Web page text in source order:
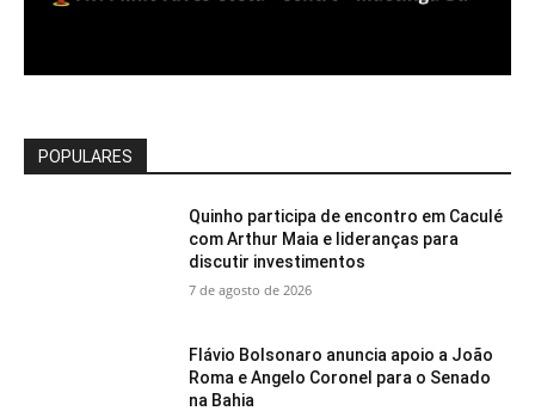
POPULARES
Quinho participa de encontro em Caculé
com Arthur Maia e lideranças para
discutir investimentos
7 de agosto de 2026
Flávio Bolsonaro anuncia apoio a João
Roma e Angelo Coronel para o Senado
na Bahia